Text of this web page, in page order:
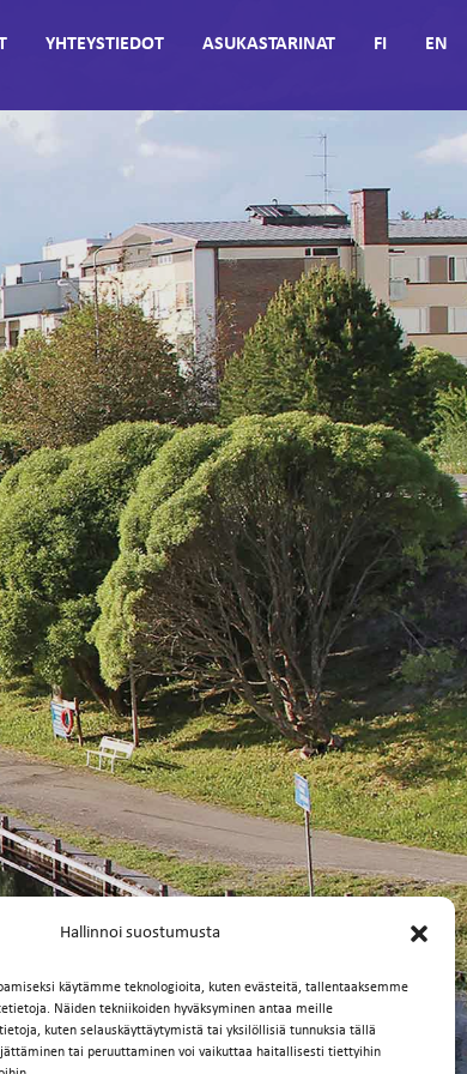
Hallinnoi suostumusta
käytämme teknologioita, kuten evästeitä, tallentaaksemme
Näiden tekniikoiden hyväksyminen antaa meille
kuten selauskäyttäytymistä tai yksilöllisiä tunnuksia tällä
jättäminen tai peruuttaminen voi vaikuttaa haitallisesti tiettyihin
YHTEYSTIEDOT ASUKASTARINAT FI EN